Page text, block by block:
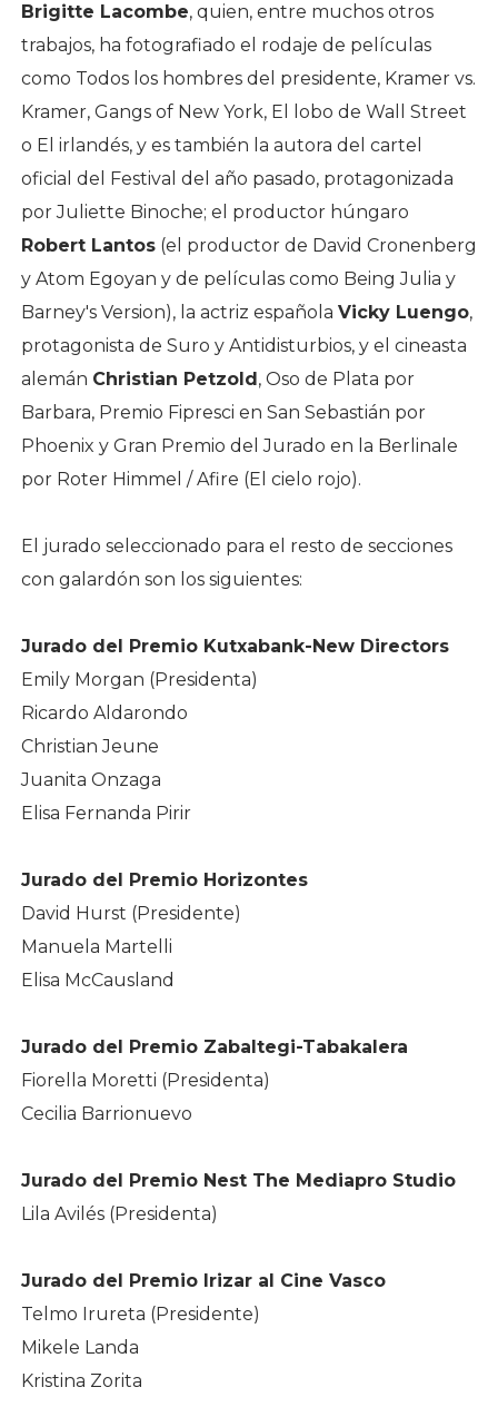
Brigitte Lacombe, quien, entre muchos otros
trabajos, ha fotografiado el rodaje de películas
como Todos los hombres del presidente, Kramer vs.
Kramer, Gangs of New York, El lobo de Wall Street
o El irlandés, y es también la autora del cartel
oficial del Festival del año pasado, protagonizada
por Juliette Binoche; el productor húngaro
Robert Lantos(el productor de David Cronenberg
y Atom Egoyan y de películas como Being Julia y
Barney's Version), la actriz española Vicky Luengo,
protagonista de Suro y Antidisturbios, y el cineasta
alemán Christian Petzold , Oso de Plata por
Barbara, Premio Fipresci en San Sebastián por
Phoenix y Gran Premio del Jurado en la Berlinale
por Roter Himmel / Afire (El cielo rojo).
El jurado seleccionado para el resto de secciones
con galardón son los siguientes:
Jurado del Premio Kutxabank-New Directors
Emily Morgan (Presidenta)
Ricardo Aldarondo
Christian Jeune
Juanita Onzaga
Elisa Fernanda Pirir
Jurado del Premio Horizontes
David Hurst (Presidente)
Manuela Martelli
Elisa McCausland
Jurado del Premio Zabaltegi-Tabakalera
Fiorella Moretti (Presidenta)
Cecilia Barrionuevo
Jurado del Premio Nest The Mediapro Studio
Lila Avilés (Presidenta)
Jurado del Premio Irizar al Cine Vasco
Telmo Irureta (Presidente)
Mikele Landa
Kristina Zorita